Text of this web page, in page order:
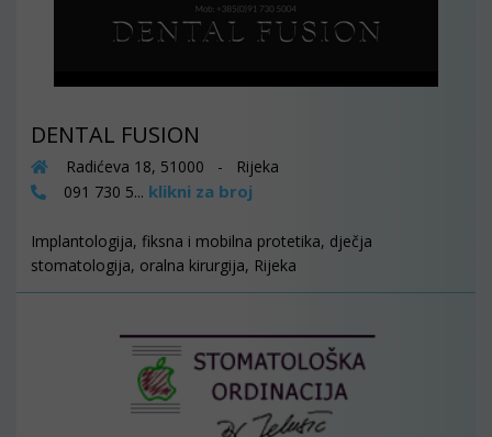
DENTAL FUSION
Radićeva 18, 51000 - Rijeka
091 730 5... klikni za broj
Implantologija, fiksna i mobilna protetika, dječja
stomatologija, oralna kirurgija, Rijeka